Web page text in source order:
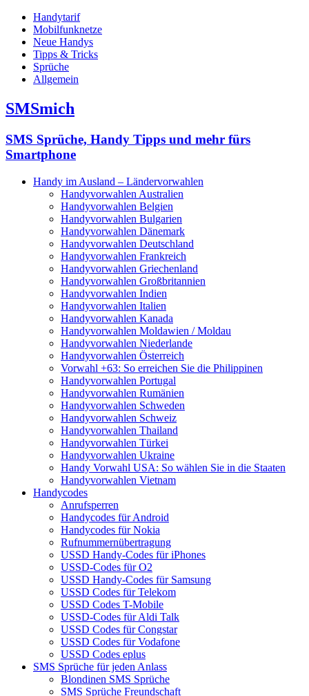
Handytarif
Mobilfunknetze
Neue Handys
Tipps & Tricks
Sprüche
Allgemein
SMSmich
SMS Sprüche, Handy Tipps und mehr fürs
Smartphone
Handy im Ausland – Ländervorwahlen
Handyvorwahlen Australien
Handyvorwahlen Belgien
Handyvorwahlen Bulgarien
Handyvorwahlen Dänemark
Handyvorwahlen Deutschland
Handyvorwahlen Frankreich
Handyvorwahlen Griechenland
Handyvorwahlen Großbritannien
Handyvorwahlen Indien
Handyvorwahlen Italien
Handyvorwahlen Kanada
Handyvorwahlen Moldawien / Moldau
Handyvorwahlen Niederlande
Handyvorwahlen Österreich
Vorwahl +63: So erreichen Sie die Philippinen
Handyvorwahlen Portugal
Handyvorwahlen Rumänien
Handyvorwahlen Schweden
Handyvorwahlen Schweiz
Handyvorwahlen Thailand
Handyvorwahlen Türkei
Handyvorwahlen Ukraine
Handy Vorwahl USA: So wählen Sie in die Staaten
Handyvorwahlen Vietnam
Handycodes
Anrufsperren
Handycodes für Android
Handycodes für Nokia
Rufnummernübertragung
USSD Handy-Codes für iPhones
USSD-Codes für O2
USSD Handy-Codes für Samsung
USSD Codes für Telekom
USSD Codes T-Mobile
USSD-Codes für Aldi Talk
USSD Codes für Congstar
USSD Codes für Vodafone
USSD Codes eplus
SMS Sprüche für jeden Anlass
Blondinen SMS Sprüche
SMS Sprüche Freundschaft